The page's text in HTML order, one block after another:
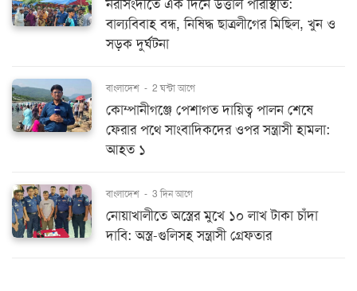
নরসিংদীতে এক দিনে উত্তাল পরিস্থিতি:
বাল্যবিবাহ বন্ধ, নিষিদ্ধ ছাত্রলীগের মিছিল, খুন ও
সড়ক দুর্ঘটনা
বাংলাদেশ - 2 ঘন্টা আগে
কোম্পানীগঞ্জে পেশাগত দায়িত্ব পালন শেষে
ফেরার পথে সাংবাদিকদের ওপর সন্ত্রাসী হামলা:
আহত ১
বাংলাদেশ - 3 দিন আগে
নোয়াখালীতে অস্ত্রের মুখে ১০ লাখ টাকা চাঁদা
দাবি: অস্ত্র-গুলিসহ সন্ত্রাসী গ্রেফতার